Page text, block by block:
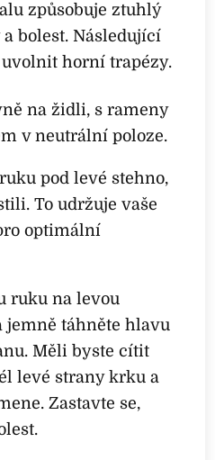
způsobuje ztuhlý
bolest. Následující
horní trapézy.
na židli, s rameny
v neutrální poloze.
pod levé stehno,
To udržuje vaše
optimální
ruku na levou
jemně táhněte hlavu
Měli byste cítit
levé strany krku a
Zastavte se,